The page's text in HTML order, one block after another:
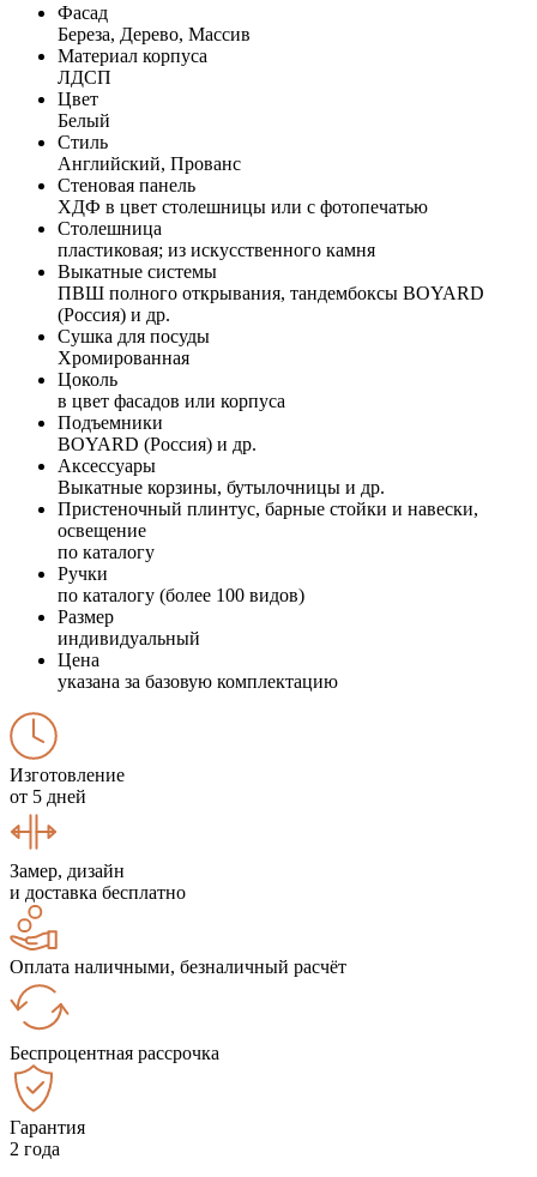
Фасад
Береза, Дерево, Массив
Материал корпуса
ЛДСП
Цвет
Белый
Стиль
Английский, Прованс
Стеновая панель
ХДФ в цвет столешницы или с фотопечатью
Столешница
пластиковая; из искусственного камня
Выкатные системы
ПВШ полного открывания, тандембоксы BOYARD
(Россия) и др.
Сушка для посуды
Хромированная
Цоколь
в цвет фасадов или корпуса
Подъемники
BOYARD (Россия) и др.
Аксессуары
Выкатные корзины, бутылочницы и др.
Пристеночный плинтус, барные стойки и навески,
освещение
по каталогу
Ручки
по каталогу (более 100 видов)
Размер
индивидуальный
Цена
указана за базовую комплектацию
Изготовление
от 5 дней
Замер, дизайн
и доставка бесплатно
Оплата наличными, безналичный расчёт
Беспроцентная рассрочка
Гарантия
2 года